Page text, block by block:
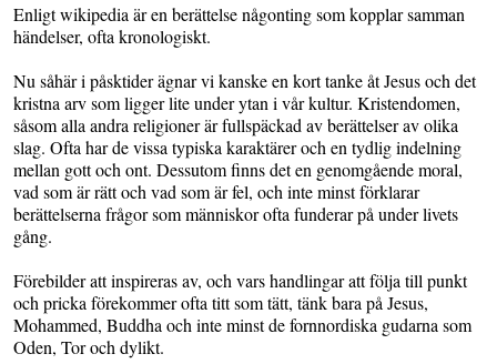
Enligt wikipedia är en berättelse någonting som kopplar samman
händelser, ofta kronologiskt.
Nu såhär i påsktider ägnar vi kanske en kort tanke åt Jesus och det
kristna arv som ligger lite under ytan i vår kultur. Kristendomen,
såsom alla andra religioner är fullspäckad av berättelser av olika
slag. Ofta har de vissa typiska karaktärer och en tydlig indelning
mellan gott och ont. Dessutom finns det en genomgående moral,
vad som är rätt och vad som är fel, och inte minst förklarar
berättelserna frågor som människor ofta funderar på under livets
gång.
Förebilder att inspireras av, och vars handlingar att följa till punkt
och pricka förekommer ofta titt som tätt, tänk bara på Jesus,
Mohammed, Buddha och inte minst de fornnordiska gudarna som
Oden, Tor och dylikt.